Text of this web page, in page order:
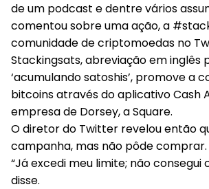
de um podcast e dentre vários
comentou sobre uma ação, a
comunidade de criptomoedas no
Stackingsats, abreviação em inglês
‘acumulando satoshis’, promove a
bitcoins através do aplicativo Cash
empresa de Dorsey, a Square.
O diretor do Twitter revelou então
campanha, mas não pôde comprar.
“Já excedi meu limite; não consegui
disse.